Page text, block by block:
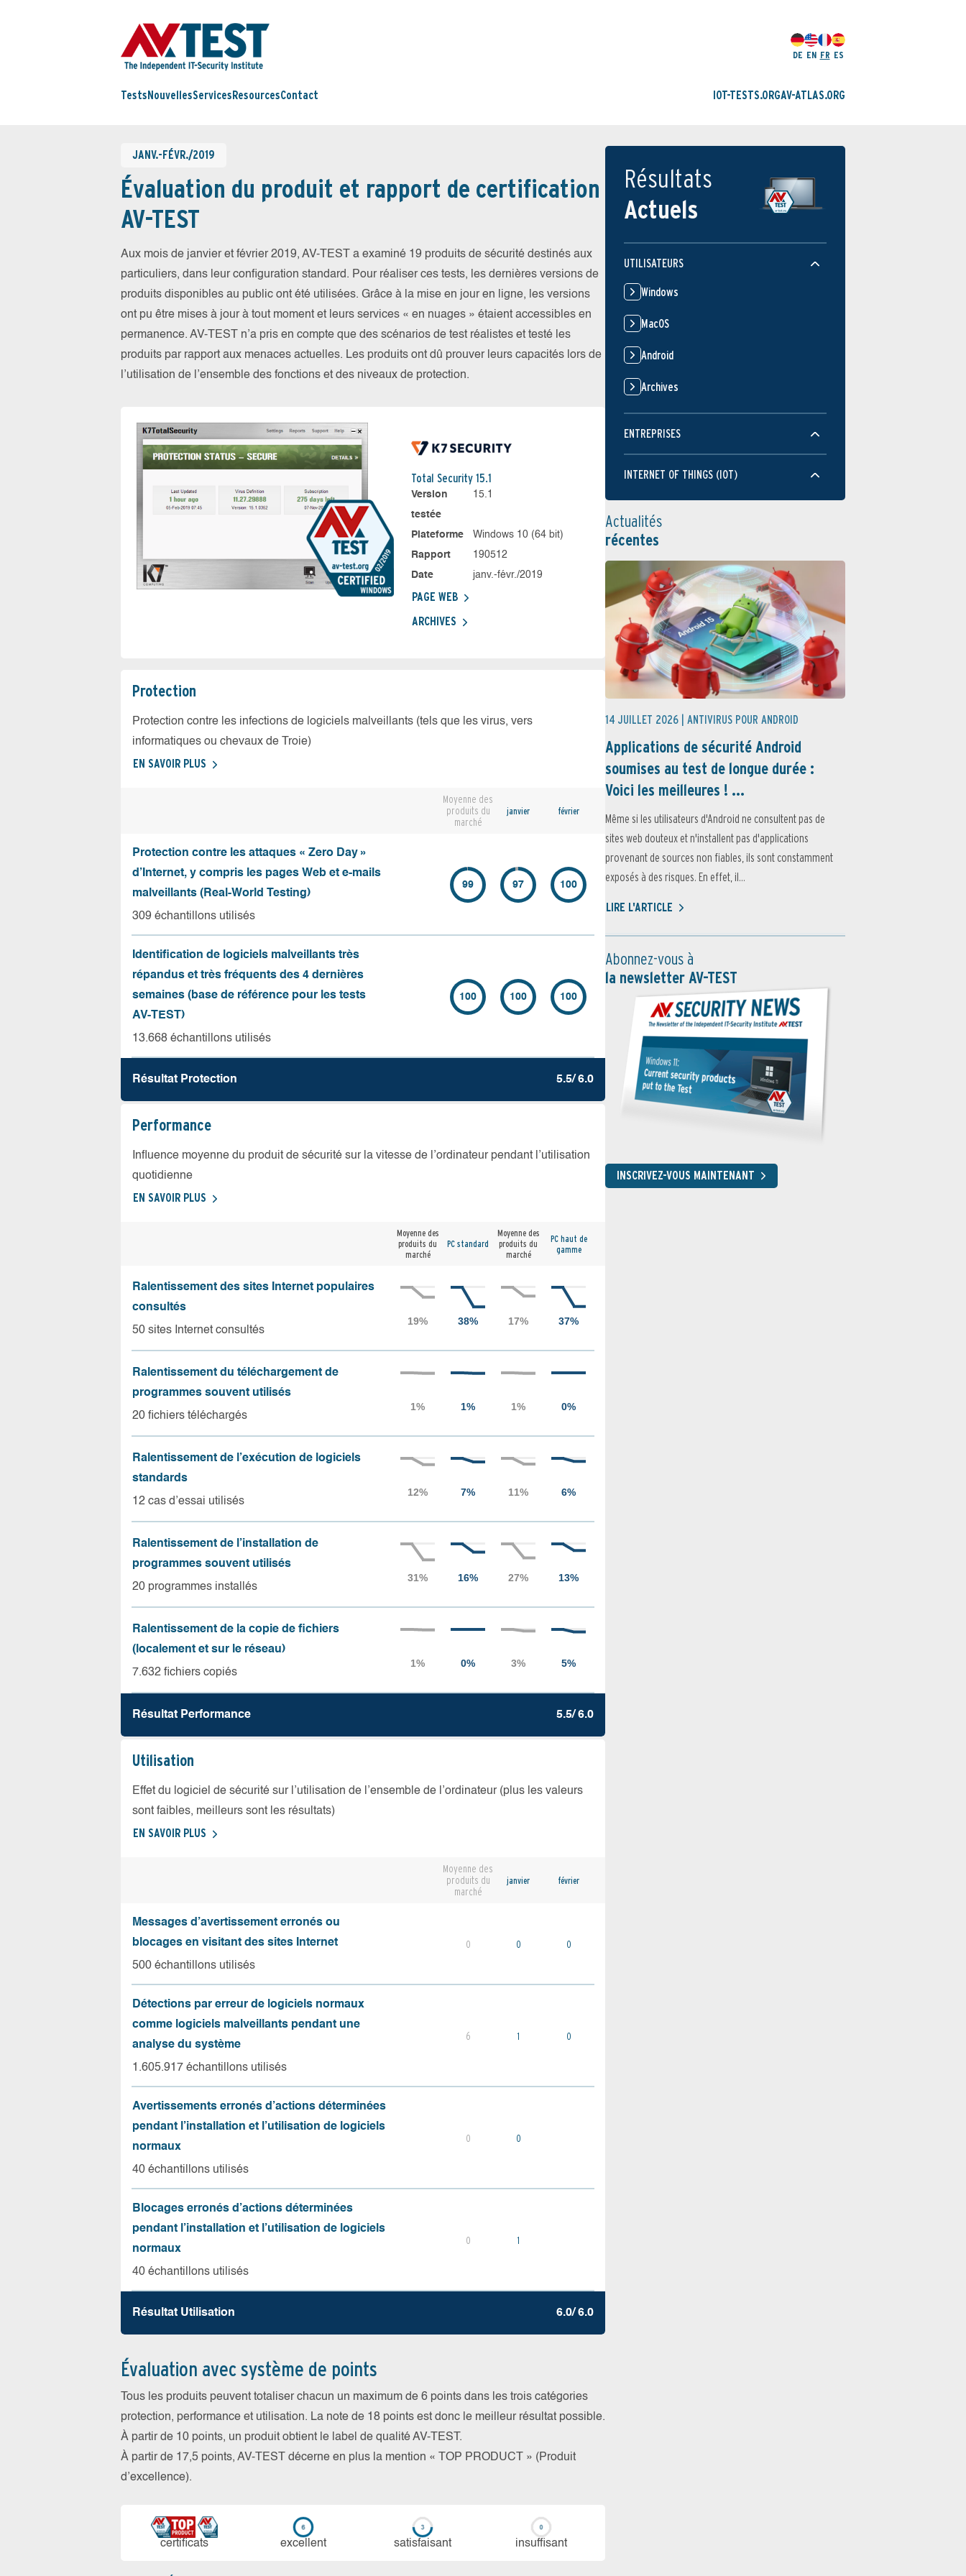
DE EN FR ES
Tests NouvellesServices ResourcesContact IOT-TESTS.ORGAV-ATLAS.ORG
JANV.-FÉVR./2019
Évaluation du produit et rapport de certification
AV-TEST
Aux mois de janvier et février 2019, AV-TEST a examiné 19 produits de sécurité destinés aux
particuliers, dans leur configuration standard. Pour réaliser ces tests, les dernières versions de
produits disponibles au public ont été utilisées. Grâce à la mise en jour en ligne, les versions
ont pu être mises à jour à tout moment et leurs services « en nuages » étaient accessibles en
permanence. AV-TEST n’a pris en compte que des scénarios de test réalistes et testé les
produits par rapport aux menaces actuelles. Les produits ont dû prouver leurs capacités lors de
l’utilisation de l’ensemble des fonctions et des niveaux de protection.
Total Security 15.1
Version
testée
15.1
Plateforme
Windows 10 (64 bit)
Rapport
190512
Date
janv.-févr./2019
PAGE WEB
ARCHIVES
Protection
Protection contre les infections de logiciels malveillants (tels que les virus, vers
informatiques ou chevaux de Troie)
EN SAVOIR PLUS
Moyenne des
produits du
marché
janvier février
Protection contre les attaques « Zero Day »
d’Internet, y compris les pages Web et e-mails
malveillants (Real-World Testing)
309 échantillons utilisés
99 97 100
Identification de logiciels malveillants très
répandus et très fréquents des 4 dernières
semaines (base de référence pour les tests
AV-TEST)
13.668 échantillons utilisés
100 100 100
Résultat Protection 5.5/ 6.0
Performance
Influence moyenne du produit de sécurité sur la vitesse de l’ordinateur pendant l’utilisation
quotidienne
EN SAVOIR PLUS
Moyenne des
produits du
marché
PC standard
Moyenne des
produits du
marché
PC haut de
gamme
Ralentissement des sites Internet populaires
consultés
50 sites Internet consultés
Ralentissement du téléchargement de
programmes souvent utilisés
20 fichiers téléchargés
Ralentissement de l’exécution de logiciels
standards
12 cas d’essai utilisés
Ralentissement de l’installation de
programmes souvent utilisés
20 programmes installés
Ralentissement de la copie de fichiers
(localement et sur le réseau)
7.632 fichiers copiés
Résultat Performance 5.5/ 6.0
Utilisation
Effet du logiciel de sécurité sur l’utilisation de l’ensemble de l’ordinateur (plus les valeurs
sont faibles, meilleurs sont les résultats)
EN SAVOIR PLUS
Moyenne des
produits du
marché
janvier février
Messages d’avertissement erronés ou
blocages en visitant des sites Internet
500 échantillons utilisés
0 0 0
Détections par erreur de logiciels normaux
comme logiciels malveillants pendant une
analyse du système
1.605.917 échantillons utilisés
6 1 0
Avertissements erronés d’actions déterminées
pendant l’installation et l’utilisation de logiciels
normaux
40 échantillons utilisés
0 0
Blocages erronés d’actions déterminées
pendant l’installation et l’utilisation de logiciels
normaux
40 échantillons utilisés
0 1
Résultat Utilisation 6.0/ 6.0
Évaluation avec système de points
Tous les produits peuvent totaliser chacun un maximum de 6 points dans les trois catégories
protection, performance et utilisation. La note de 18 points est donc le meilleur résultat possible.
À partir de 10 points, un produit obtient le label de qualité AV-TEST.
À partir de 17,5 points, AV-TEST décerne en plus la mention « TOP PRODUCT » (Produit
d’excellence).
certi­ficats ex­cellent sa­tis­fai­sant in­suf­fi­sant
Résultats
Actuels
UTILISATEURS
Windows
MacOS
Android
Archives
ENTREPRISES
INTERNET OF THINGS (IOT)
Actualités
récentes
14 JUILLET 2026 | ANTIVIRUS POUR ANDROID
Applications de sécurité Android
soumises au test de longue durée :
Voici les meilleures ! ...
Même si les utilisateurs d'Android ne consultent pas de
sites web douteux et n'installent pas d'applications
provenant de sources non fiables, ils sont constamment
exposés à des risques. En effet, il...
LIRE L'ARTICLE
Abonnez-vous à
la newsletter AV-TEST
INSCRIVEZ-VOUS MAINTENANT